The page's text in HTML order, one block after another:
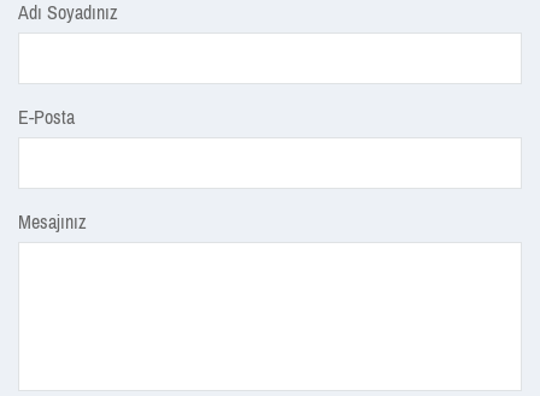
Adı Soyadınız
E-Posta
Mesajınız